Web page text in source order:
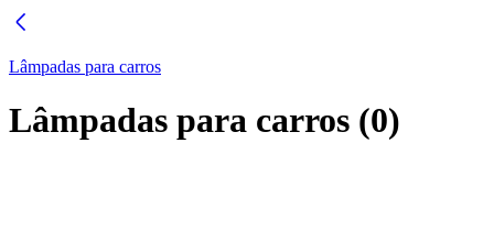
Lâmpadas para carros
Lâmpadas para carros (0)